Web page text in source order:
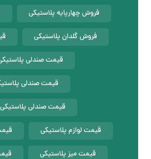
فروش چهارپایه پلاستیکی
فروش گلدان پلاستیکی
قیمت صندلی
قیمت صندلی
قیمت صندلی پلاستیکی
قیمت لوازم پلاستیکی
قیمت میز پلاستیکی